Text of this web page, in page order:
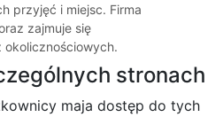
przyjęć i miejsc. Firma
zajmuje się
stronach
maja dostęp do tych